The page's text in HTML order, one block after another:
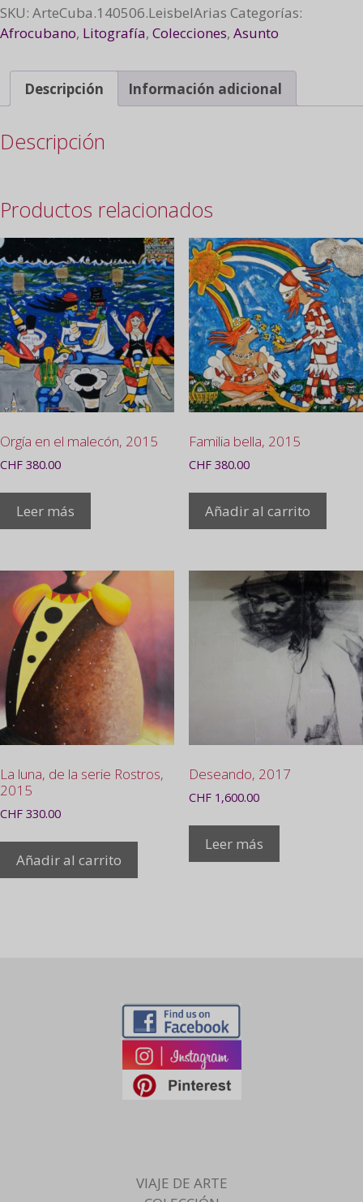
SKU: ArteCuba.140506.LeisbelArias Categorías:
Afrocubano, Litografía, Colecciones, Asunto
Descripción Información adicional
Descripción
Productos relacionados
Orgía en el malecón, 2015
CHF 380.00
Leer más
Familia bella, 2015
CHF380.00
Añadir al carrito
La luna, de la serie Rostros,
2015
CHF 330.00
Añadir al carrito
Deseando, 2017
CHF1,600.00
Leer más
VIAJE DE ARTE